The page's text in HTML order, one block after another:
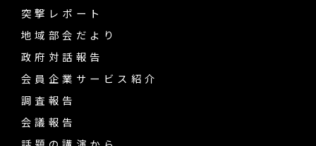
突撃レポート
地域部会だより
政府対話報告
会員企業サービス紹介
調査報告
会議報告